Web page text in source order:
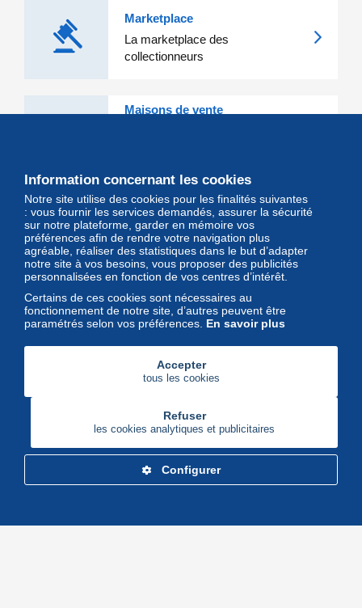
Marketplace
La marketplace des
collectionneurs
Maisons de vente
Magazine
Un regard unique et décalé sur
l'univers des timbres et leurs
collectionneurs
Delcampe Corporate
Information concernant les cookies
Notre site utilise des cookies pour les finalités suivantes
: vous fournir les services demandés, assurer la sécurité
sur notre plateforme, garder en mémoire vos
préférences afin de rendre votre navigation plus
agréable, réaliser des statistiques dans le but d’adapter
notre site à vos besoins, vous proposer des publicités
personnalisées en fonction de vos centres d’intérêt.
Certains de ces cookies sont nécessaires au
fonctionnement de notre site, d’autres peuvent être
paramétrés selon vos préférences. En savoir plus
Accepter
tous les cookies
Refuser
les cookies analytiques et publicitaires
Configurer